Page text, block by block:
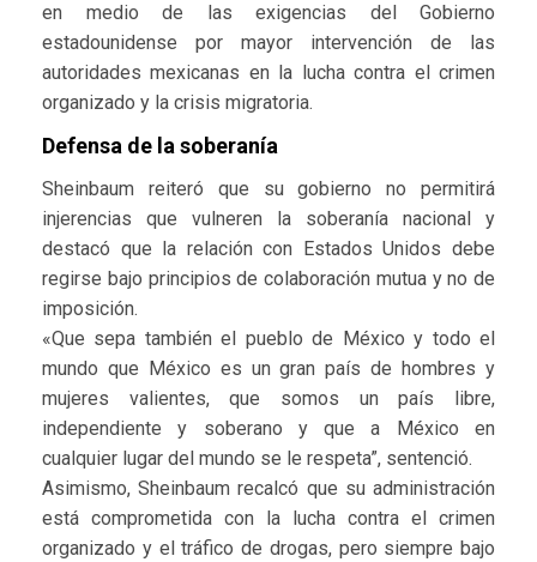
en medio de las exigencias del Gobierno
estadounidense por mayor intervención de las
autoridades mexicanas en la lucha contra el crimen
organizado y la crisis migratoria.
Defensa de la soberanía
Sheinbaum reiteró que su gobierno no permitirá
injerencias que vulneren la soberanía nacional y
destacó que la relación con Estados Unidos debe
regirse bajo principios de colaboración mutua y no de
imposición.
«Que sepa también el pueblo de México y todo el
mundo que México es un gran país de hombres y
mujeres valientes, que somos un país libre,
independiente y soberano y que a México en
cualquier lugar del mundo se le respeta”, sentenció.
Asimismo, Sheinbaum recalcó que su administración
está comprometida con la lucha contra el crimen
organizado y el tráfico de drogas, pero siempre bajo